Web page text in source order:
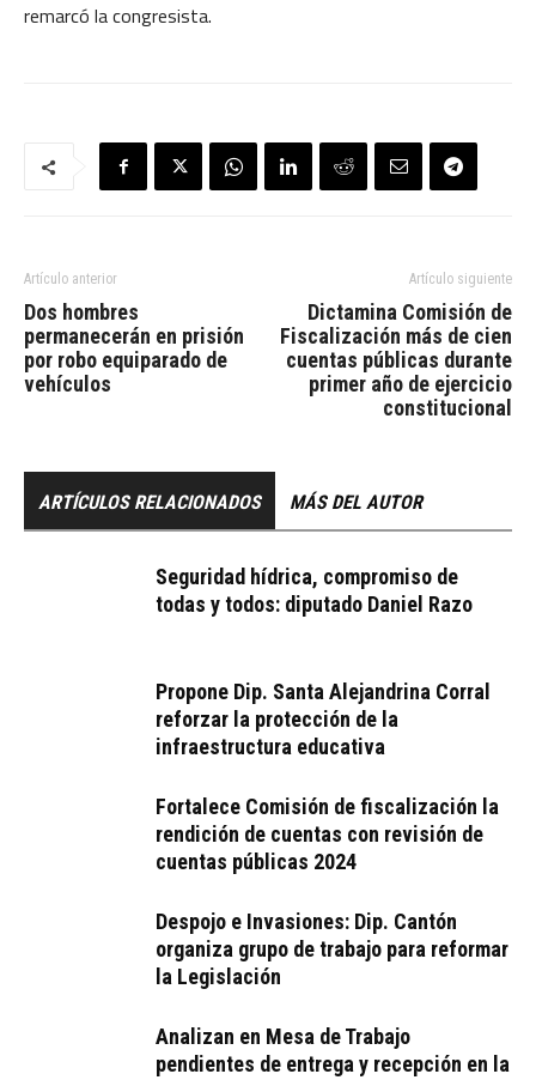
remarcó la congresista.
Artículo anterior
Dos hombres
permanecerán en prisión
por robo equiparado de
vehículos
Artículo siguiente
Dictamina Comisión de
Fiscalización más de cien
cuentas públicas durante
primer año de ejercicio
constitucional
ARTÍCULOS RELACIONADOS MÁS DEL AUTOR
Seguridad hídrica, compromiso de
todas y todos: diputado Daniel Razo
Propone Dip. Santa Alejandrina Corral
reforzar la protección de la
infraestructura educativa
Fortalece Comisión de fiscalización la
rendición de cuentas con revisión de
cuentas públicas 2024
Despojo e Invasiones: Dip. Cantón
organiza grupo de trabajo para reformar
la Legislación
Analizan en Mesa de Trabajo
pendientes de entrega y recepción en la